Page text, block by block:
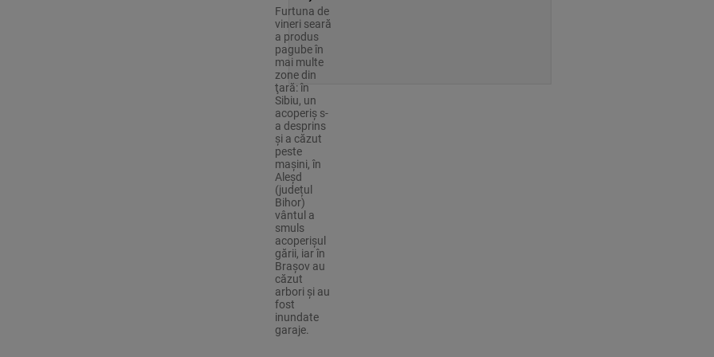
Furtuna de
vineri seară
a produs
pagube în
mai multe
zone din
ţară: în
Sibiu, un
acoperiş s-
a desprins
și a căzut
peste
maşini, în
Aleşd
(județul
Bihor)
vântul a
smuls
acoperişul
gării, iar în
Braşov au
căzut
arbori şi au
fost
inundate
garaje.